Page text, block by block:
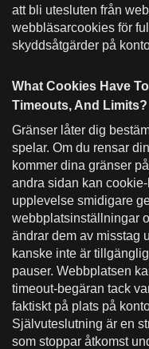
att bli utesluten från
webbläsarcookies för
skyddsåtgärder på
What Cookies Have
Timeouts, And Limits?
Gränser låter dig
spelar. Om du rensar
kommer dina gränser
andra sidan kan
upplevelse smidigare
webbplatsinställningar
ändrar dem av misstag
kanske inte är
pauser. Webbplatsen
timeout-begäran tack
faktiskt på plats på
Självuteslutning är en
som stoppar åtkomst